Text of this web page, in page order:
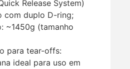
Release System)
com duplo D-ring;
~1450g (tamanho
para tear-offs:
ideal para uso em